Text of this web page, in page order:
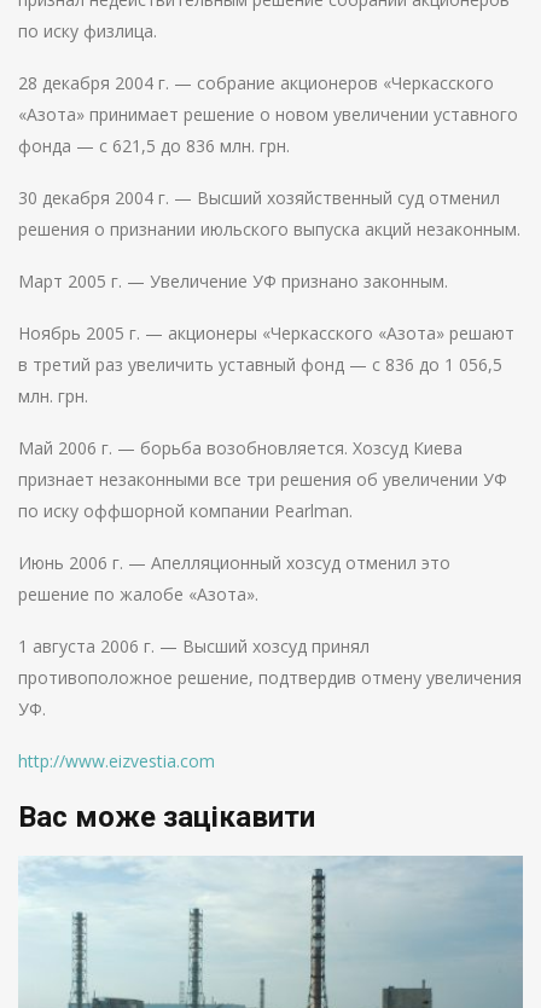
по иску физлица.
28 декабря 2004 г. — собрание акционеров «Черкасского
«Азота» принимает решение о новом увеличении уставного
фонда — с 621,5 до 836 млн. грн.
30 декабря 2004 г. — Высший хозяйственный суд отменил
решения о признании июльского выпуска акций незаконным.
Март 2005 г. — Увеличение УФ признано законным.
Ноябрь 2005 г. — акционеры «Черкасского «Азота» решают
в третий раз увеличить уставный фонд — с 836 до 1 056,5
млн. грн.
Май 2006 г. — борьба возобновляется. Хозсуд Киева
признает незаконными все три решения об увеличении УФ
по иску оффшорной компании Pearlman.
Июнь 2006 г. — Апелляционный хозсуд отменил это
решение по жалобе «Азота».
1 августа 2006 г. — Высший хозсуд принял
противоположное решение, подтвердив отмену увеличения
УФ.
http://www.eizvestia.com
Вас може зацікавити